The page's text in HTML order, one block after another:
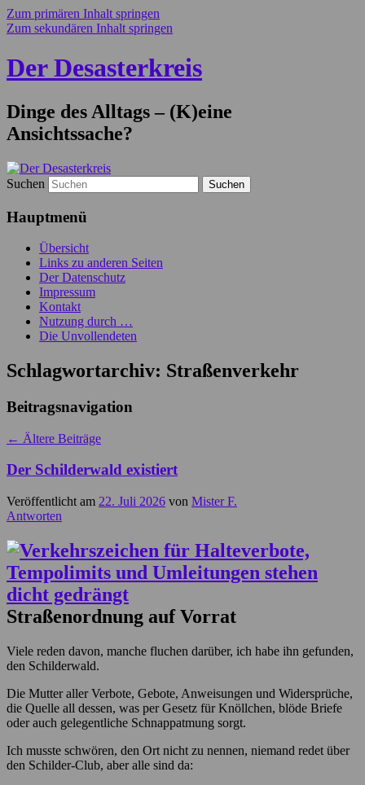
Zum primären Inhalt springen
Zum sekundären Inhalt springen
Der Desasterkreis
Dinge des Alltags – (K)eine
Ansichtssache?
Suchen
Hauptmenü
Übersicht
Links zu anderen Seiten
Der Datenschutz
Impressum
Kontakt
Nutzung durch …
Die Unvollendeten
Schlagwortarchiv: Straßenverkehr
Beitragsnavigation
← Ältere Beiträge
Der Schilderwald existiert
Veröffentlicht am 22. Juli 2026 von Mister F.
Antworten
Straßenordnung auf Vorrat
Viele reden davon, manche fluchen darüber, ich habe ihn gefunden,
den Schilderwald.
Die Mutter aller Verbote, Gebote, Anweisungen und Widersprüche,
die Quelle all dessen, was per Gesetz für Knöllchen, blöde Briefe
oder auch gelegentliche Schnappatmung sorgt.
Ich musste schwören, den Ort nicht zu nennen, niemand redet über
den Schilder-Club, aber alle sind da: